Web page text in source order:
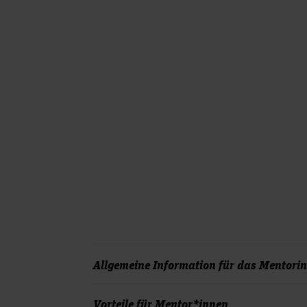
Allgemeine Information für das
Als Mentor*in geben Sie Ihre
Vorteile für Mentor*innen